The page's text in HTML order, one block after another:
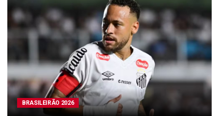
BRASILEIRÃO 2026